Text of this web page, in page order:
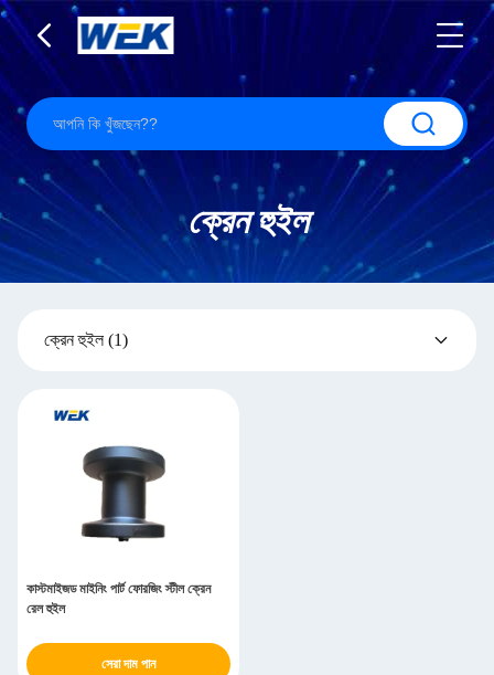
ক্রেন হুইল
ক্রেন হুইল(1)
কাস্টমাইজড মাইনিং পার্ট ফোরজিং স্টীল ক্রেন
রেল হুইল
সেরা দাম পান